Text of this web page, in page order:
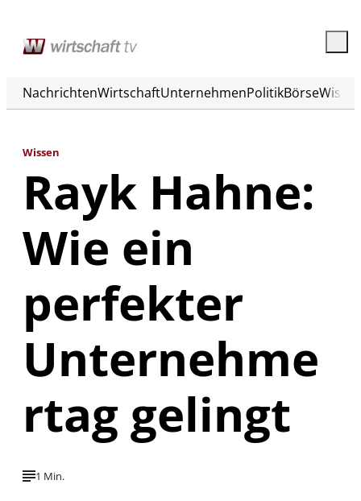
NachrichtenWirtschaftUnternehmenPolitikBörse
Wissen
Rayk Hahne:
Wie ein
perfekter
Unternehme
rtag gelingt
1 Min.